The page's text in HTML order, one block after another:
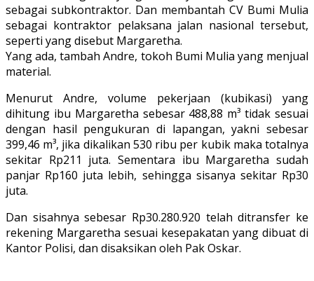
sebagai subkontraktor. Dan membantah CV Bumi Mulia
sebagai kontraktor pelaksana jalan nasional tersebut,
seperti yang disebut Margaretha.
Yang ada, tambah Andre, tokoh Bumi Mulia yang menjual
material.
Menurut Andre, volume pekerjaan (kubikasi) yang
dihitung ibu Margaretha sebesar 488,88 m³ tidak sesuai
dengan hasil pengukuran di lapangan, yakni sebesar
399,46 m³, jika dikalikan 530 ribu per kubik maka totalnya
sekitar Rp211 juta. Sementara ibu Margaretha sudah
panjar Rp160 juta lebih, sehingga sisanya sekitar Rp30
juta.
Dan sisahnya sebesar Rp30.280.920 telah ditransfer ke
rekening Margaretha sesuai kesepakatan yang dibuat di
Kantor Polisi, dan disaksikan oleh Pak Oskar.